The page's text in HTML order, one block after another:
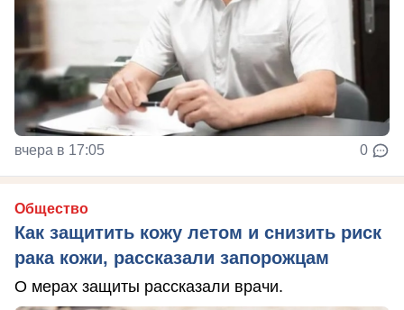
вчера в 17:05 0
Общество
Как защитить кожу летом и снизить риск
рака кожи, рассказали запорожцам
О мерах защиты рассказали врачи.